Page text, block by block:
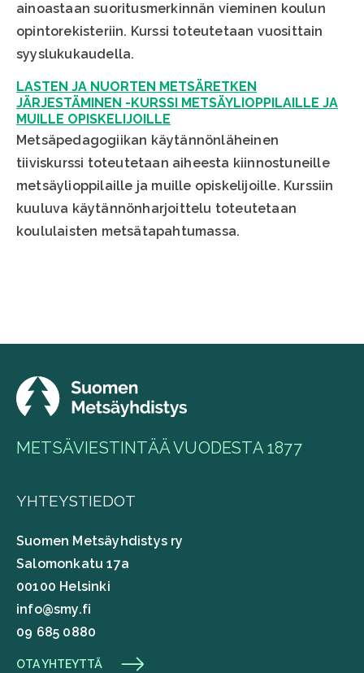
ainoastaan suoritusmerkinnän vieminen koulun
opintorekisteriin. Kurssi toteutetaan vuosittain
syyslukukaudella.
LASTEN JA NUORTEN METSÄRETKEN
JÄRJESTÄMINEN -KURSSI METSÄYLIOPPILAILLE JA
MUILLE OPISKELIJOILLE
Metsäpedagogiikan käytännönläheinen
tiiviskurssi toteutetaan aiheesta kiinnostuneille
metsäylioppilaille ja muille opiskelijoille. Kurssiin
kuuluva käytännönharjoittelu toteutetaan
koululaisten metsätapahtumassa.
METSÄVIESTINTÄÄ VUODESTA 1877
YHTEYSTIEDOT
Suomen Metsäyhdistys ry
Salomonkatu 17a
00100 Helsinki
info@smy.fi
09 685 0880
OTA YHTEYTTÄ